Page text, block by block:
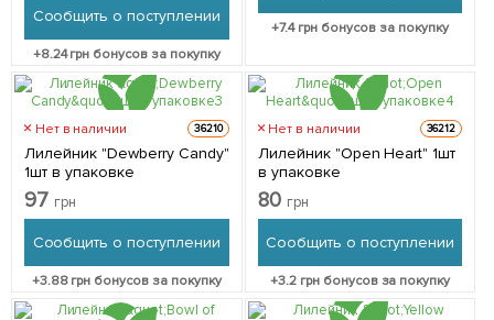
Сообщить о поступлении
+8.24грн бонусов за покупку
+7.4грн бонусов за покупку
Нет в наличии 36210
Лилейник "Dewberry Candy"
1шт в упаковке
97 грн
Сообщить о поступлении
+3.88грн бонусов за покупку
Нет в наличии 36212
Лилейник "Open Heart" 1шт
в упаковке
80 грн
Сообщить о поступлении
+3.2грн бонусов за покупку